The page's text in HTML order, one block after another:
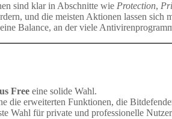
sind klar in Abschnitte wie Protection,
und die meisten Aktionen lassen sich
Balance, an der viele
Free eine solide Wahl.
die erweiterten Funktionen, die
Wahl für private und professionelle